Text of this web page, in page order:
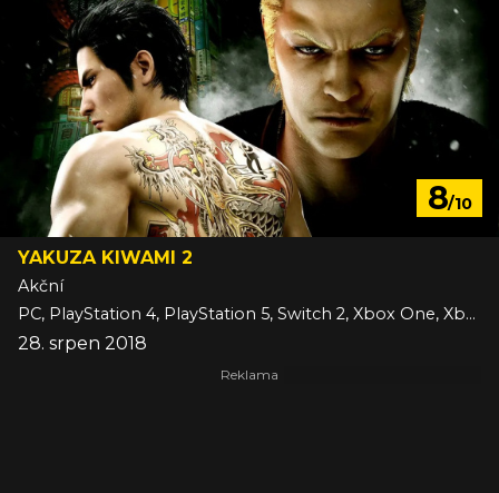
8/10
YAKUZA KIWAMI 2
Akční
PC, PlayStation 4, PlayStation 5, Switch 2, Xbox One, Xbox Series
28. srpen 2018